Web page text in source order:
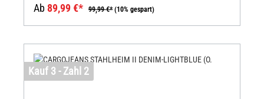
Ab 89,99 €* 99,99 €* (10% gespart)
Kauf 3 - Zahl 2